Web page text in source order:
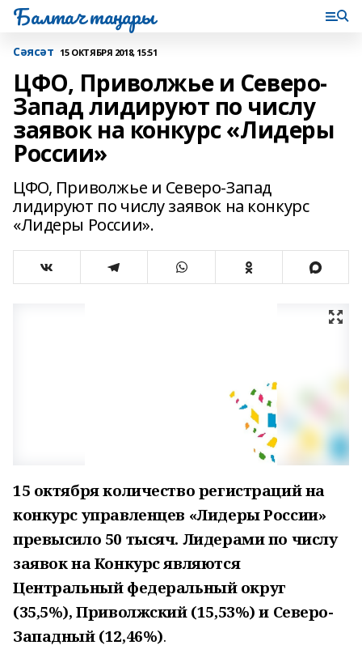
Балтач таңнары
Сәясәт 15 ОКТЯБРЯ 2018, 15:51
ЦФО, Приволжье и Северо-
Запад лидируют по числу
заявок на конкурс «Лидеры
России»
ЦФО, Приволжье и Северо-Запад
лидируют по числу заявок на конкурс
«Лидеры России».
15 октября количество регистраций на
конкурс управленцев «Лидеры России»
превысило 50 тысяч. Лидерами по числу
заявок на Конкурс являются
Центральный федеральный округ
(35,5%), Приволжский (15,53%) и Северо-
Западный (12,46%).